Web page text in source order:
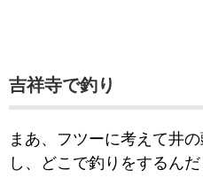
吉祥寺で釣り
まあ、フツーに考えて井
し、どこで釣りをするんだ